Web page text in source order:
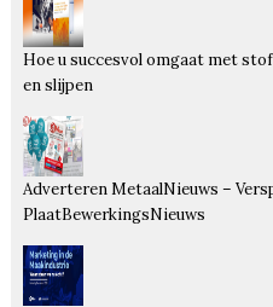
Hoe u succesvol omgaat met
en slijpen
Adverteren MetaalNieuws –
PlaatBewerkingsNieuws